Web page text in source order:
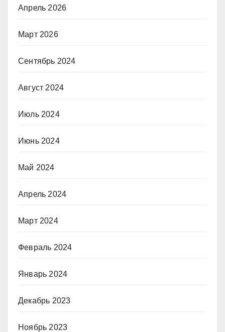
Апрель 2026
Март 2026
Сентябрь 2024
Август 2024
Июль 2024
Июнь 2024
Май 2024
Апрель 2024
Март 2024
Февраль 2024
Январь 2024
Декабрь 2023
Ноябрь 2023